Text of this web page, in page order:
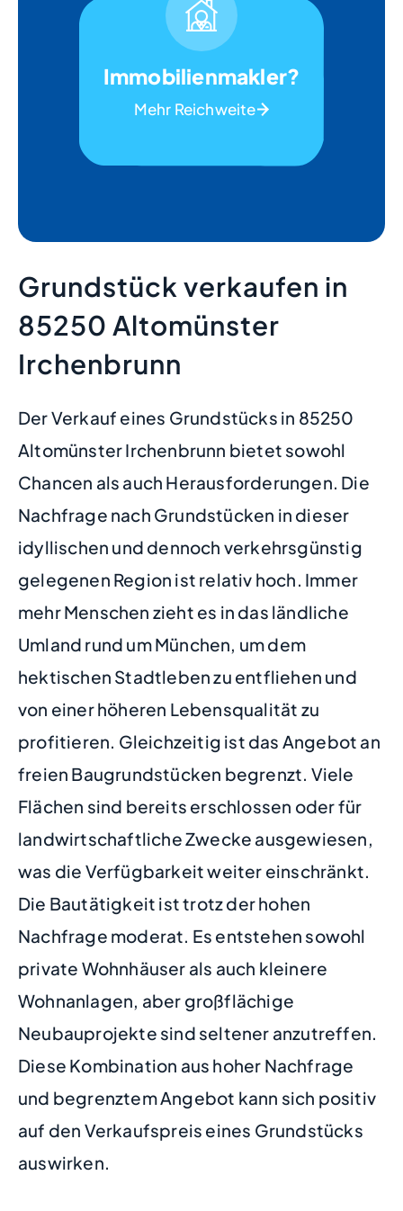
Immobilienmakler?
Mehr Reichweite
Grundstück verkaufen in
85250 Altomünster
Irchenbrunn
Der Verkauf eines Grundstücks in 85250
Altomünster Irchenbrunn bietet sowohl
Chancen als auch Herausforderungen. Die
Nachfrage nach Grundstücken in dieser
idyllischen und dennoch verkehrsgünstig
gelegenen Region ist relativ hoch. Immer
mehr Menschen zieht es in das ländliche
Umland rund um München, um dem
hektischen Stadtleben zu entfliehen und
von einer höheren Lebensqualität zu
profitieren. Gleichzeitig ist das Angebot an
freien Baugrundstücken begrenzt. Viele
Flächen sind bereits erschlossen oder für
landwirtschaftliche Zwecke ausgewiesen,
was die Verfügbarkeit weiter einschränkt.
Die Bautätigkeit ist trotz der hohen
Nachfrage moderat. Es entstehen sowohl
private Wohnhäuser als auch kleinere
Wohnanlagen, aber großflächige
Neubauprojekte sind seltener anzutreffen.
Diese Kombination aus hoher Nachfrage
und begrenztem Angebot kann sich positiv
auf den Verkaufspreis eines Grundstücks
auswirken.